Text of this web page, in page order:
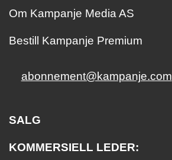
Om Kampanje Media AS
Bestill Kampanje Premium
abonnement@kampanje.com
SALG
KOMMERSIELL LEDER: